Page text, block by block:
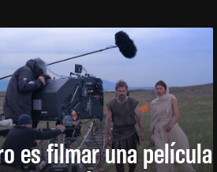
es filmar una película